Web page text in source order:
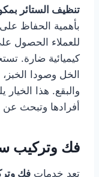
تنظيف الستائر
بأهمية الحفاظ
للعملاء الحصول
كيميائية ضارة.
الخل وصودا الخبز،
والبقع. هذا
أفرادها وتبحث عن
فك وتركيب
تعد خدمات فك